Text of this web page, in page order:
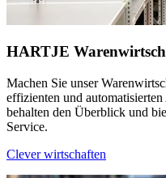
HARTJE
Machen Sie unser
effizienten und
behalten den Überblick und
Service.
Clever wirtschaften